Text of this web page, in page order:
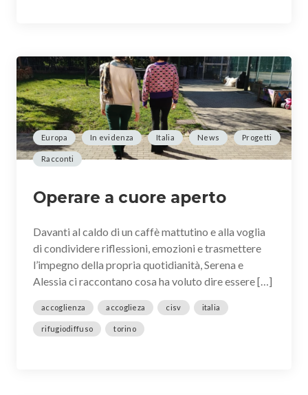
Europa In evidenza Italia News Progetti
Racconti
Operare a cuore aperto
Davanti al caldo di un caffè mattutino e alla voglia
di condividere riflessioni, emozioni e trasmettere
l’impegno della propria quotidianità, Serena e
Alessia ci raccontano cosa ha voluto dire essere […]
accoglienza accoglieza cisv italia
rifugiodiffuso torino